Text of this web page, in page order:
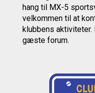
hang til MX-5
velkommen til at
klubbens aktiviteter.
gæste forum.